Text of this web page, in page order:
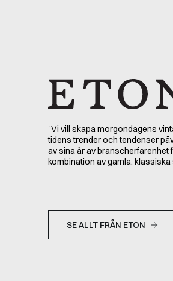
"Vi vill skapa morgondagens
tidens trender och tendenser
av sina år av branscherfarenhet
kombination av gamla,
SE ALLT FRÅN ETON